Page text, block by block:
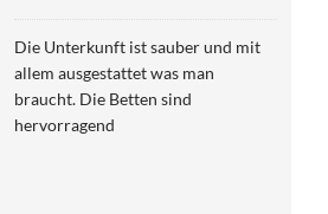
Die Unterkunft ist sauber und mit
allem ausgestattet was man
braucht. Die Betten sind
hervorragend